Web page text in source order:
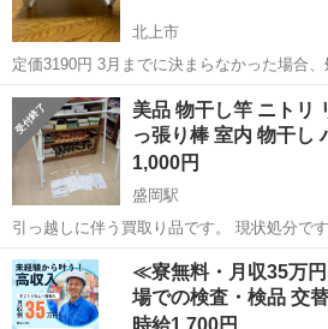
北上市
定価3190円 3月までに決まらなかった場合、処分します。 北上市のユ
ニバース駐車場で受け渡しをお願いします
です。 3/22 18:00以降 3/23 17:30以降 3/
岩手 北上市 収納家具 マグネット
美品 物干し竿 ニトリ
っ張り棒 室内 物干
1,000円
盛岡駅
引っ越しに伴う買取り品です。 現状処分です。 ハンガーラック代わり
に使い方いろいろです。 部品自己責任で確認お願いいたします。 ニト
岩手 盛岡市 盛岡駅 収納家具
≪寮無料・月収35万
場での検査・検品 交